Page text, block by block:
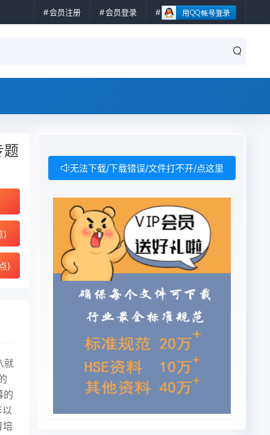
会员注册 会员登录
题
)
)
就
的
培
无法下载/下载错误/文件打不开/点这里